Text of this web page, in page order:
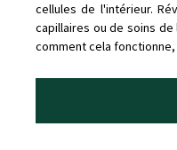
cellules de l'intérieur.
capillaires ou de soins de
comment cela fonctionne,